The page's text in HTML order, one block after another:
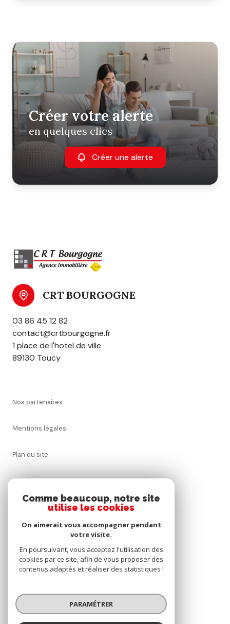
Créer votre alerte
en quelques clics
Créer une alerte
CRT BOURGOGNE
03 86 45 12 82
contact@crtbourgogne.fr
1 place de l'hotel de ville
89130 Toucy
nos partenaires
mentions légales
plan du site
admin
nos honoraires
cookies
© 2026 | Tous droits réservés
Comme beaucoup, notre site
utilise les cookies
On aimerait vous accompagner pendant
votre visite.
En poursuivant, vous acceptez l'utilisation des
cookies par ce site, afin de vous proposer des
contenus adaptés et réaliser des statistiques !
PARAMÉTRER